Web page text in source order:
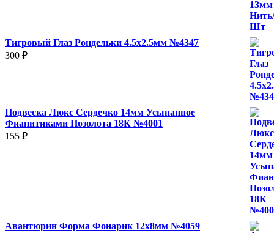
Тигровый Глаз Рондельки 4.5х2.5мм №4347
300 ₽
Подвеска Люкс Сердечко 14мм Усыпанное
Фианитиками Позолота 18К №4001
155 ₽
Авантюрин Форма Фонарик 12x8мм №4059